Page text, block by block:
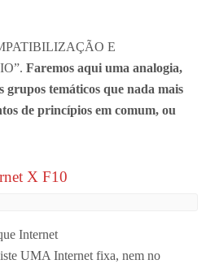
E
Faremos aqui uma analogia,
grupos temáticos que nada mais
de princípios em comum, ou
X F10
Internet
UMA Internet fixa, nem no